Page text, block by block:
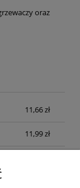
oraz
11,66 zł
11,99 zł